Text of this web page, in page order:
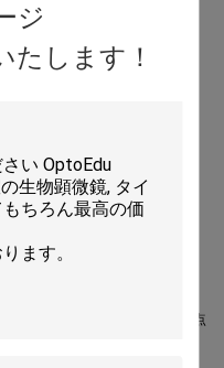
ジ
たします！
光学系
な10x
40x
良い焦点のメカニズム。良い焦点